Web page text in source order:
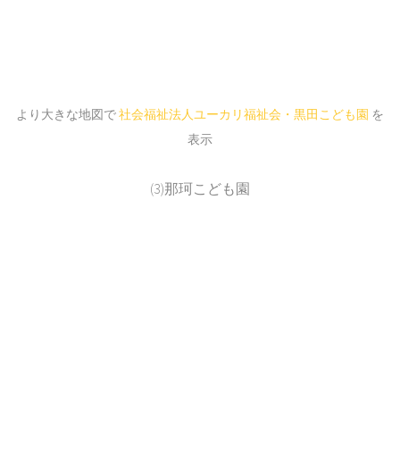
より大きな地図で社会福祉法人ユーカリ福祉会・黒田こども園 を
表示
(3)那珂こども園